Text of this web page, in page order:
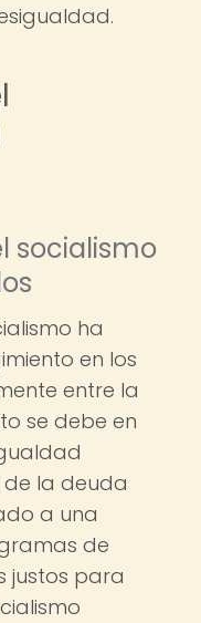
socialismo
ha
en los
entre la
se debe en
la deuda
a una
de
justos para